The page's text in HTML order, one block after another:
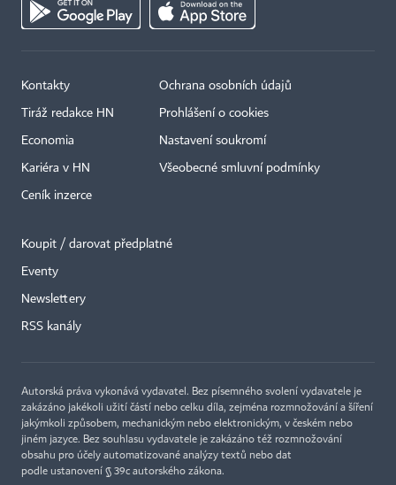
Kontakty
Tiráž redakce HN
Economia
Kariéra v HN
Ceník inzerce
Ochrana osobních údajů
Prohlášení o cookies
Nastavení soukromí
Všeobecné smluvní podmínky
Koupit / darovat předplatné
Eventy
Newslettery
RSS kanály
Autorská práva vykonává vydavatel. Bez písemného svolení vydavatele je
zakázáno jakékoli užití částí nebo celku díla, zejména rozmnožování a šíření
jakýmkoli způsobem, mechanickým nebo elektronickým, v českém nebo
jiném jazyce. Bez souhlasu vydavatele je zakázáno též rozmnožování
obsahu pro účely automatizované analýzy textů nebo dat
podle ustanovení § 39c autorského zákona.